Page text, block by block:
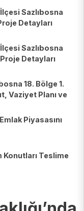
Sazlıbosna
Detayları
Sazlıbosna
Detayları
18. Bölge 1.
Vaziyet Planı ve
Piyasasını
Konutları Teslime